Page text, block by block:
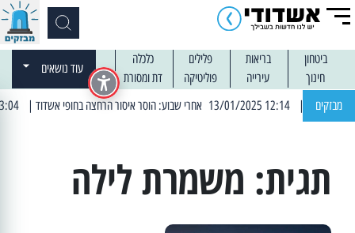
ביטחון בריאות פלילים
כלכלה
חינוך
עירייה פוליטיקה דת ומסורת
עוד נושאים
מבזקים | 13:04 14/01/2025 עובדים בלילות: עבודות קרצוף וריבוד אספלט
תגית: משמרת לילה